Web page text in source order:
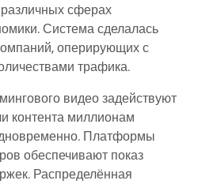
сферах
Система сделалась
оперирующих с
трафика.
видео задействуют
контента миллионам
Платформы
обеспечивают показ
Распределённая